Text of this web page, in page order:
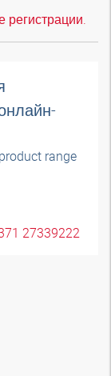
регистрации.
range
27339222